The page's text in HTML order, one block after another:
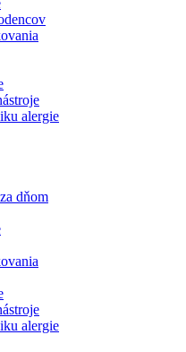
alergie
dňom
alergie